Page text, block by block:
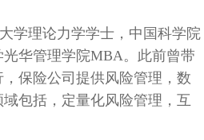
学理论力学学士，中国科学院
华管理学院MBA。此前曾带
保险公司提供风险管理，数
包括，定量化风险管理，互